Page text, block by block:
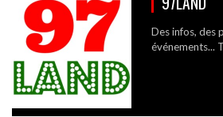
Des infos, des
événements...